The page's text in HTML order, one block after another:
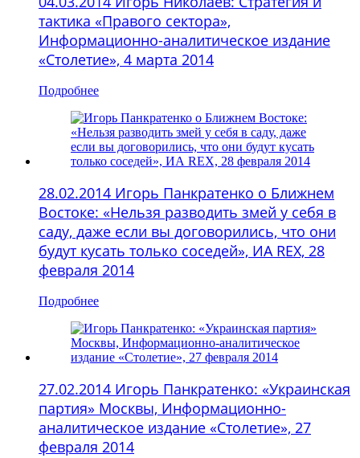
тактика «Правого сектора»,
Информационно-аналитическое издание
«Столетие», 4 марта 2014
Подробнее
28.02.2014 Игорь Панкратенко о Ближнем
Востоке: «Нельзя разводить змей у себя в
саду, даже если вы договорились, что они
будут кусать только соседей», ИА REX, 28
февраля 2014
Подробнее
27.02.2014 Игорь Панкратенко: «Украинская
партия» Москвы, Информационно-
аналитическое издание «Столетие», 27
февраля 2014